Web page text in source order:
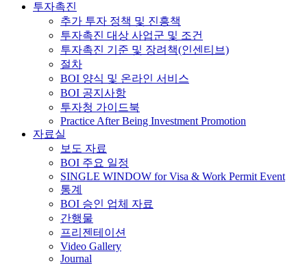
투자촉진
추가 투자 정책 및 진흥책
투자촉진 대상 사업군 및 조건
투자촉진 기준 및 장려책(인센티브)
절차
BOI 양식 및 온라인 서비스
BOI 공지사항
투자청 가이드북
Practice After Being Investment Promotion
자료실
보도 자료
BOI 주요 일정
SINGLE WINDOW for Visa & Work Permit Event
통계
BOI 승인 업체 자료
간행물
프리젠테이션
Video Gallery
Journal